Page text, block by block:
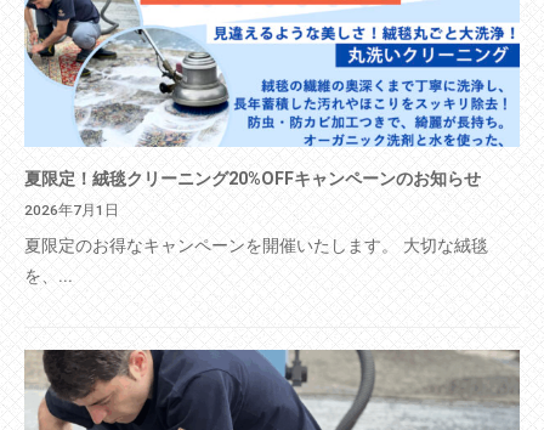
夏限定！絨毯クリーニング20%OFFキャンペーンのお知らせ
2026年7月1日
夏限定のお得なキャンペーンを開催いたします。 大切な絨毯
を、...